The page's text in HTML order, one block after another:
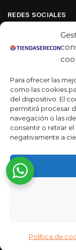
Para ofrecer las
como las cookies
del dispositivo. El
permitirá procesar
navegación o las
consentir o retirar
negativamente a
Política de
REDES SOCIALES
Linkedin
MAS DE 50
★★★★★
La verdad es que
día. ¡Estoy muy
servicio!
Desarrollado por